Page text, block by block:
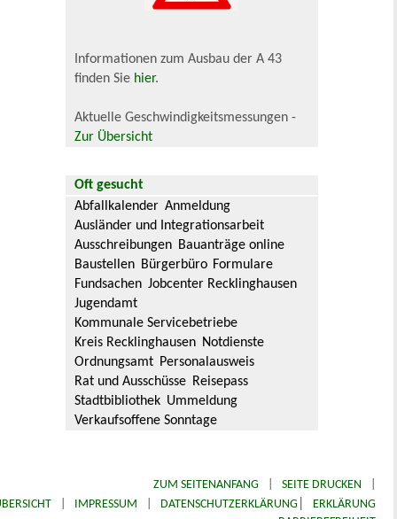
Informationen zum Ausbau der A 43
finden Sie hier.
Aktuelle Geschwindigkeitsmessungen -
Zur Übersicht
Oft gesucht
Abfallkalender Anmeldung
Ausländer und Integrationsarbeit
Ausschreibungen Bauanträge online
Baustellen Bürgerbüro Formulare
Fundsachen Jobcenter Recklinghausen
Jugendamt
Kommunale Servicebetriebe
Kreis Recklinghausen Notdienste
Ordnungsamt Personalausweis
Rat und Ausschüsse Reisepass
Stadtbibliothek Ummeldung
Verkaufsoffene Sonntage
ZUM SEITENANFANG SEITE DRUCKEN
IMPRESSUM DATENSCHUTZERKLÄRUNG|
ERKLÄRUNG